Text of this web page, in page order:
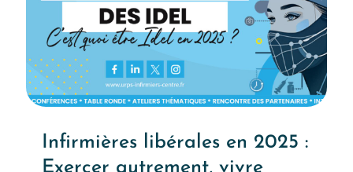
Infirmières libérales en 2025 :
Exercer autrement, vivre